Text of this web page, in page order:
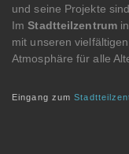
und seine Projekte
ImStadtteilzentrumin
mit unseren
Atmosphäre für alle
Eingang zum